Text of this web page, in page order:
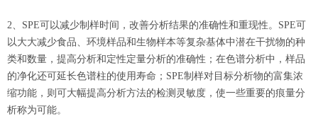
2、SPE可以减少制样时间，改善分析结果的准确性和重现性。SPE可
以大大减少食品、环境样品和生物样本等复杂基体中潜在干扰物的种
类和数量，提高分析和定性定量分析的准确性；在色谱分析中，样品
的净化还可延长色谱柱的使用寿命；SPE制样对目标分析物的富集浓
缩功能，则可大幅提高分析方法的检测灵敏度，使一些重要的痕量分
析称为可能。